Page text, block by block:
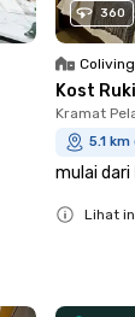
360
Coliving
Kost
Kramat
5.1
mulai dari
Lihat